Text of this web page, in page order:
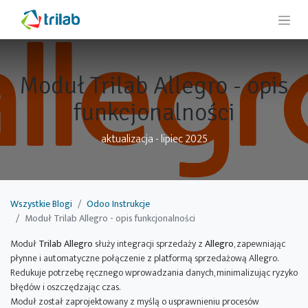
Moduł Trilab Allegro - opis
funkcjonalności
aktualizacja - lipiec 2025
Wszystkie Blogi
Odoo Instrukcje
Moduł Trilab Allegro - opis funkcjonalności
ModułTrilab Allegro służy integracji sprzedaży zAllegro, zapewniając
płynne i automatyczne połączenie z platformą sprzedażową Allegro.
Redukuje potrzebę ręcznego wprowadzania danych, minimalizując ryzyko
błędów i oszczędzając czas.
Moduł został zaprojektowany z myślą o usprawnieniu procesów